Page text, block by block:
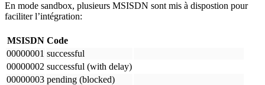
En mode sandbox, plusieurs MSISDN sont mis à dispostion pour
faciliter l’intégration:
MSISDN Code
00000001 successful
00000002 successful (with delay)
00000003 pending (blocked)